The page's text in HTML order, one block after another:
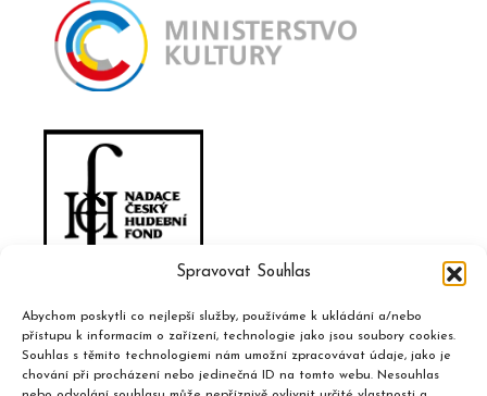
Spravovat Souhlas
Abychom poskytli co nejlepší služby, používáme k ukládání a/nebo
přístupu k informacím o zařízení, technologie jako jsou soubory cookies.
Souhlas s těmito technologiemi nám umožní zpracovávat údaje, jako je
chování při procházení nebo jedinečná ID na tomto webu. Nesouhlas